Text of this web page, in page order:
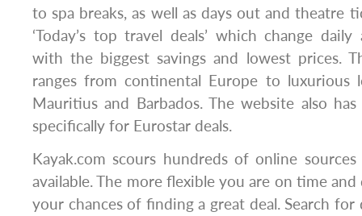
to spa breaks, as well as days out and theatre
‘Today’s top travel deals’ which change
with the biggest savings and lowest prices.
ranges from continental Europe to luxurious
Mauritius and Barbados. The website also
specifically for Eurostar deals.
Kayak.com scours hundreds of online
available. The more flexible you are on time
your chances of finding a great deal. Search